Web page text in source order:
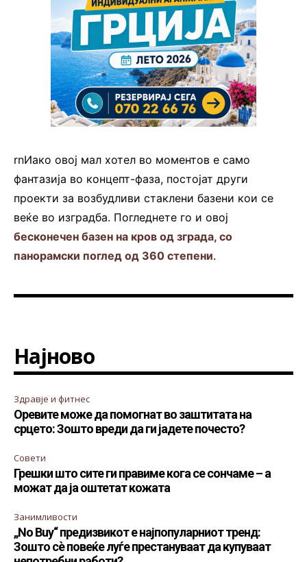
rnИако овој мал хотел во моментов е само
фантазија во концепт-фаза, постојат други
проекти за возбудливи стаклени базени кои се
веќе во изградба. Погледнете го и овој
бесконечен базен на кров од зграда, со
панорамски поглед од 360 степени.
Најново
Здравје и фитнес
Оревите може да помогнат во заштитата на
срцето: Зошто вреди да ги јадете почесто?
Совети
Грешки што сите ги правиме кога се сончаме – а
можат да ја оштетат кожата
Занимливости
„No Buy“ предизвикот е најпопуларниот тренд:
Зошто сè повеќе луѓе престануваат да купуваат